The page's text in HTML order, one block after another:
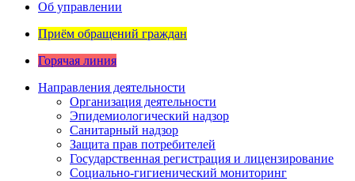
Об управлении
Приём обращений граждан
Горячая линия
Направления деятельности
Организация деятельности
Эпидемиологический надзор
Санитарный надзор
Защита прав потребителей
Государственная регистрация и лицензирование
Социально-гигиенический мониторинг